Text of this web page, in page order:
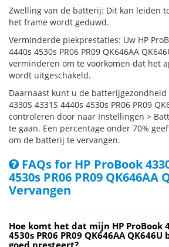
Zwelling van de batterij: Dit kan leiden
het frame wordt geduwd.
Verminderde piekprestaties: Uw HP
4440s 4530s PR06 PR09 QK646AA
verminderen om te voorkomen dat het
wordt uitgeschakeld.
Daarnaast kunt u de batterijgezondheid
4330S 4331S 4440s 4530s PR06 PR09
controleren door naar Instellingen >
te gaan. Een percentage onder 70%
om de batterij te vervangen.
FAQs for HP ProBook
4530s PR06 PR09 QK646AA
Vervangen
Hoe komt het dat mijn HP ProBook
4530s PR06 PR09 QK646AA
goed presteert?